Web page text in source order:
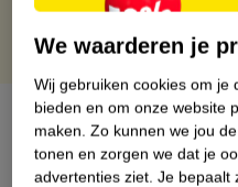
Over dit product
Productinformatie
We waarderen je
Wij gebruiken cookies om je
bieden en om onze website
maken. Zo kunnen we jou
tonen en zorgen we dat je
advertenties ziet. Je bepaalt